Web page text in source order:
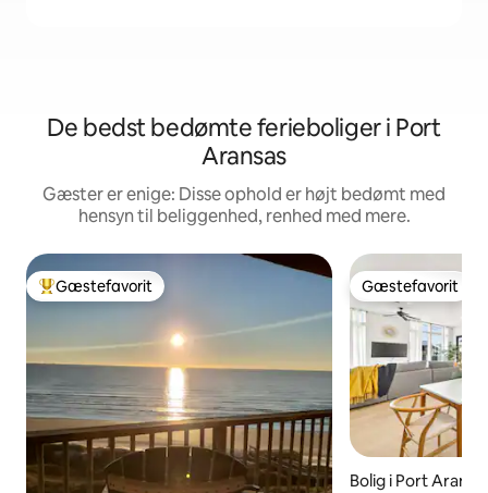
De bedst bedømte ferieboliger i Port
Aransas
Gæster er enige: Disse ophold er højt bedømt med
hensyn til beliggenhed, renhed med mere.
Bedste gæstefavorit
Gæstefavorit Gæstefavorit
Gæstefavorit
Bolig i Port